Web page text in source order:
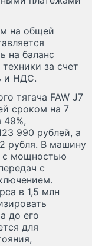
на общей
на баланс
за счет
и НДС.
тягача FAW J7
сроком на 7
49%,
990 рублей, а
рубля. В машину
с мощностью
с
в 1,5 млн
до его
для